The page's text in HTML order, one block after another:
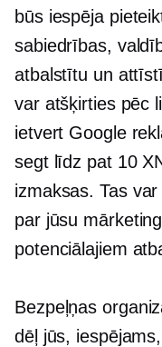
būs iespēja
sabiedrības,
atbalstītu un
var atšķirties pēc
ietvert Google
segt līdz pat 10
izmaksas. Tas
par jūsu
potenciālajiem
Bezpeļņas
dēļ jūs,